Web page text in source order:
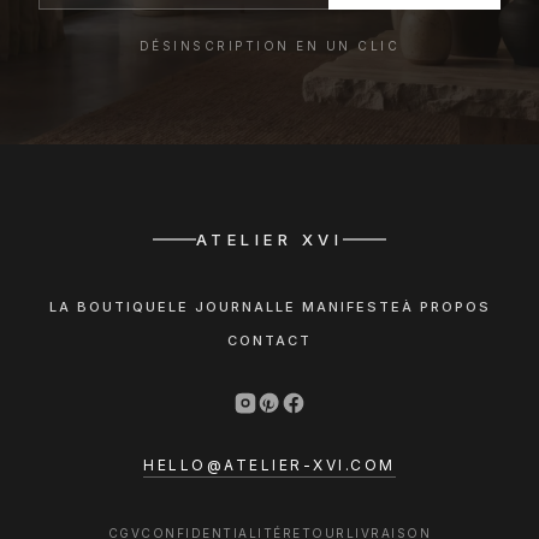
DÉSINSCRIPTION EN UN CLIC
ATELIER XVI
LA BOUTIQUE LE JOURNALLE MANIFESTE À PROPOS
CONTACT
HELLO@ATELIER-XVI.COM
CGVCONFIDENTIALITÉ RETOUR LIVRAISON